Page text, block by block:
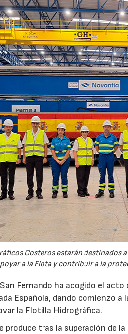
Costeros estarán
a la Flota y contribuir a la
Fernando ha acogido el
Española, dando comienzo
la Flotilla Hidrográfica.
produce tras la superación de